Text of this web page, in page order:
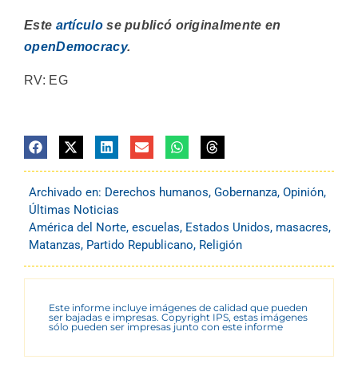
Este artículose publicó originalmente en
openDemocracy.
RV: EG
Archivado en: Derechos humanos, Gobernanza, Opinión,
Últimas Noticias
América del Norte, escuelas, Estados Unidos, masacres,
Matanzas, Partido Republicano, Religión
Este informe incluye imágenes de calidad que pueden
ser bajadas e impresas. Copyright IPS, estas imágenes
sólo pueden ser impresas junto con este informe